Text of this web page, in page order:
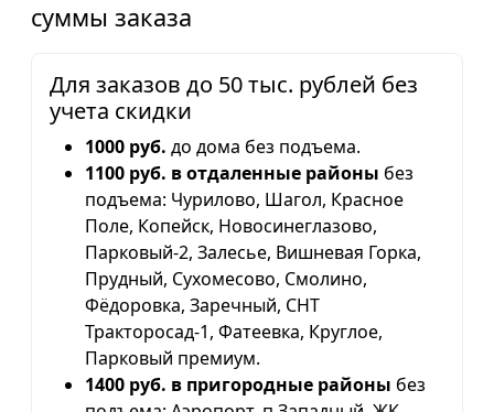
суммы заказа
Для заказов до 50 тыс. рублей без
учета скидки
1000 руб. до дома без подъема.
1100 руб. в отдаленные районы без
подъема: Чурилово, Шагол, Красное
Поле, Копейск, Новосинеглазово,
Парковый-2, Залесье, Вишневая Горка,
Прудный, Сухомесово, Смолино,
Фёдоровка, Заречный, СНТ
Тракторосад-1, Фатеевка, Круглое,
Парковый премиум.
1400 руб. в пригородные районы без